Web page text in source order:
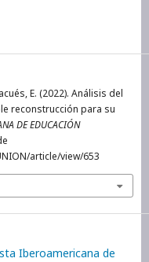
E. (2022). Análisis del
reconstrucción para su
DE EDUCACIÓN
article/view/653
Iberoamericana de